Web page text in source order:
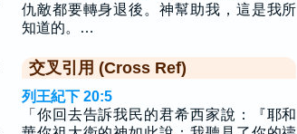
仇敵都要轉身退後。神幫助我，這是我所
知道的。…
交叉引用 (Cross Ref)
列王紀下 20:5
「你回去告訴我民的君希西家說：『耶和